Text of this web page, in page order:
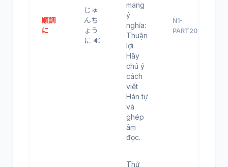
順調
に
じゅ
んち
ょう
に 🔊
mang
ý
nghĩa:
Thuận
lợi.
Hãy
chú ý
cách
viết
Hán tự
và
ghép
âm
đọc.
N1-
PART20
Thứ